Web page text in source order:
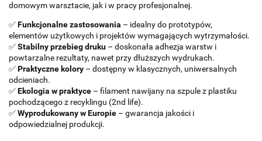
domowym warsztacie, jak i w pracy profesjonalnej.
✅Funkcjonalne zastosowania – idealny do prototypów,
elementów użytkowych i projektów wymagających wytrzymałości.
✅Stabilny przebieg druku – doskonała adhezja warstw i
powtarzalne rezultaty, nawet przy dłuższych wydrukach.
✅Praktyczne kolory – dostępny w klasycznych, uniwersalnych
odcieniach.
✅Ekologia w praktyce – filament nawijany na szpule z plastiku
pochodzącego z recyklingu (2nd life).
✅Wyprodukowany w Europie – gwarancja jakości i
odpowiedzialnej produkcji.